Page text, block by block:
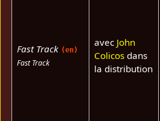
Fast Track (en)
Fast Track
avec John
Colicosdans
la distribution